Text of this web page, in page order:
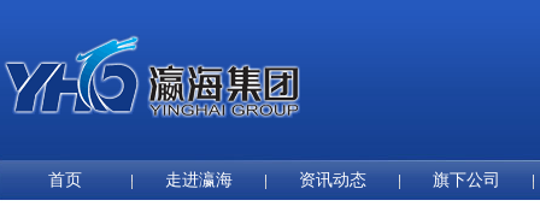
首页 走进瀛海 资讯动态 旗下公司